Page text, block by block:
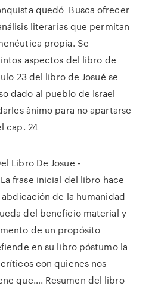
quedó Busca ofrecer
literarias que permitan
propia. Se
aspectos del libro de
23 del libro de Josué se
dado al pueblo de Israel
ànimo para no apartarse
cap. 24
Libro De Josue -
frase inicial del libro hace
de la humanidad
del beneficio material y
de un propósito
en su libro póstumo la
con quienes nos
que…. Resumen del libro